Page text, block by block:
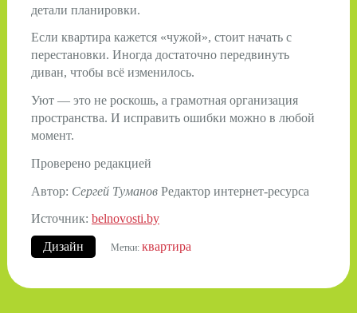
детали планировки.
Если квартира кажется «чужой», стоит начать с
перестановки. Иногда достаточно передвинуть
диван, чтобы всё изменилось.
Уют — это не роскошь, а грамотная организация
пространства. И исправить ошибки можно в любой
момент.
Проверено редакцией
Автор: Сергей ТумановРедактор интернет-ресурса
Источник: belnovosti.by
Дизайн Метки: квартира